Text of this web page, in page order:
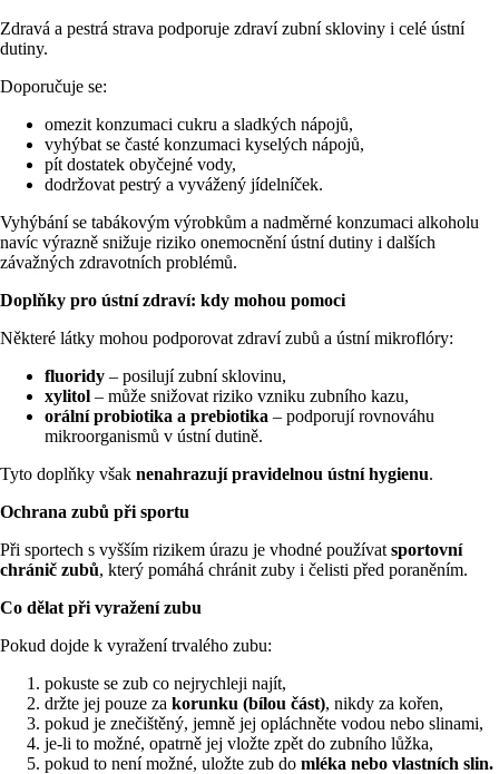
Zdravá a pestrá strava podporuje zdraví zubní skloviny i celé ústní
dutiny.
Doporučuje se:
omezit konzumaci cukru a sladkých nápojů,
vyhýbat se časté konzumaci kyselých nápojů,
pít dostatek obyčejné vody,
dodržovat pestrý a vyvážený jídelníček.
Vyhýbání se tabákovým výrobkům a nadměrné konzumaci alkoholu
navíc výrazně snižuje riziko onemocnění ústní dutiny i dalších
závažných zdravotních problémů.
Doplňky pro ústní zdraví: kdy mohou pomoci
Některé látky mohou podporovat zdraví zubů a ústní mikroflóry:
fluoridy – posilují zubní sklovinu,
xylitol – může snižovat riziko vzniku zubního kazu,
orální probiotika a prebiotika – podporují rovnováhu
mikroorganismů v ústní dutině.
Tyto doplňky však nenahrazují pravidelnou ústní hygienu.
Ochrana zubů při sportu
Při sportech s vyšším rizikem úrazu je vhodné používat sportovní
chránič zubů, který pomáhá chránit zuby i čelisti před poraněním.
Co dělat při vyražení zubu
Pokud dojde k vyražení trvalého zubu:
pokuste se zub co nejrychleji najít,
držte jej pouze za korunku (bílou část), nikdy za kořen,
pokud je znečištěný, jemně jej opláchněte vodou nebo slinami,
je-li to možné, opatrně jej vložte zpět do zubního lůžka,
pokud to není možné, uložte zub do mléka nebo vlastních slin.